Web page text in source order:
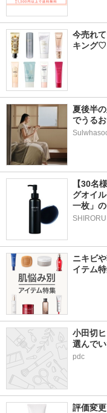
今売れ
キング♡
夏後半
でうる
【30名
グオイ
一枚」
SHIRORU
ニキビ
イテム特
小田切
選んで
pdc
評価変